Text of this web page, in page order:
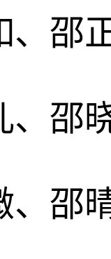
、邵
、邵
、邵